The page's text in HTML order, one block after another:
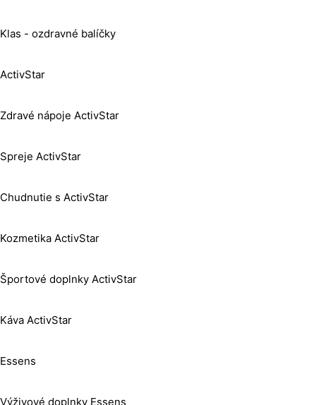
Klas - ozdravné balíčky
ActivStar
Zdravé nápoje ActivStar
Spreje ActivStar
Chudnutie s ActivStar
Kozmetika ActivStar
Športové doplnky ActivStar
Káva ActivStar
Essens
Výživové doplnky Essens